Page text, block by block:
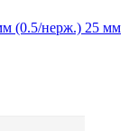
(0.5/нерж.) 25 мм